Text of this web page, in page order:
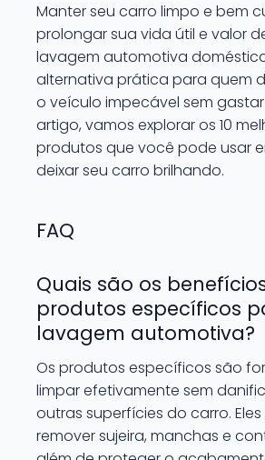
Manter seu carro limpo e bem
prolongar sua vida útil e valor
lavagem automotiva
alternativa prática para quem
o veículo impecável sem
artigo, vamos explorar os 10
produtos que você pode usar
deixar seu carro brilhando.
FAQ
Quais são os
produtos específicos
lavagem automotiva?
Os produtos específicos são
limpar efetivamente sem
outras superfícies do carro.
remover sujeira, manchas e